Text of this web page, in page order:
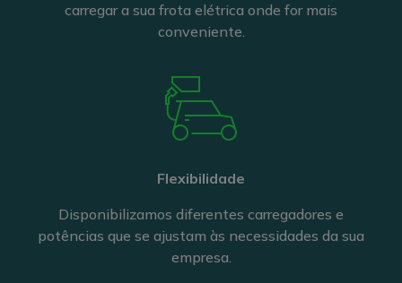
carregar a sua frota elétrica onde for mais
conveniente.
Flexibilidade
Disponibilizamos diferentes carregadores e
potências que se ajustam às necessidades da sua
empresa.